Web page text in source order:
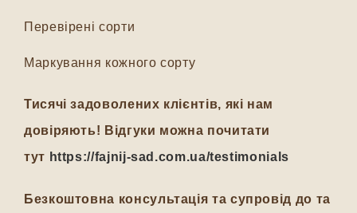
Перевірені сорти
Маркування кожного сорту
Тисячі задоволених клієнтів, які нам
довіряють! Відгуки можна почитати
тут https://fajnij-sad.com.ua/testimonials
Безкоштовна консультація та супровід до та